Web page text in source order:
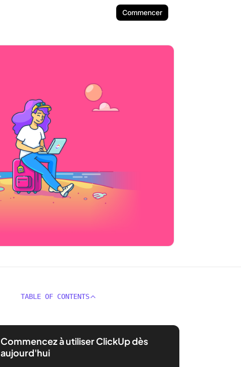
Commencer
TABLE OF CONTENTS
Commencez à utiliser ClickUp dès
aujourd'hui